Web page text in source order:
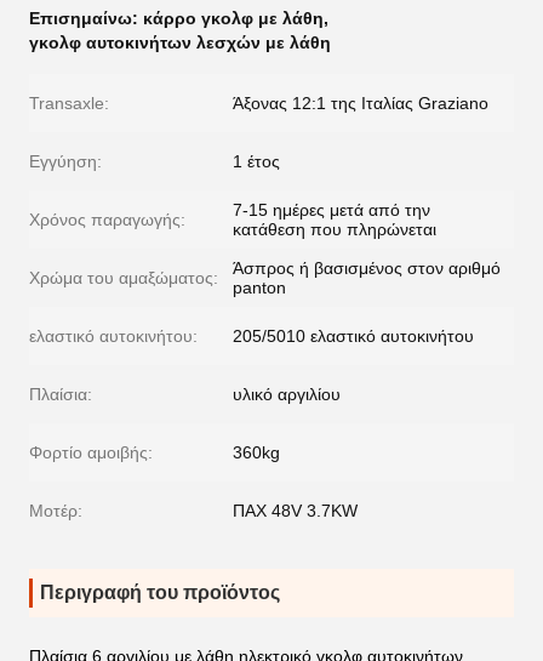
Επισημαίνω: κάρρο γκολφ με λάθη,
γκολφ αυτοκινήτων λεσχών με λάθη
Transaxle: Άξονας 12:1 της Ιταλίας Graziano
Εγγύηση: 1 έτος
Χρόνος παραγωγής:
7-15 ημέρες μετά από την
κατάθεση που πληρώνεται
Χρώμα του αμαξώματος:
Άσπρος ή βασισμένος στον αριθμό
panton
ελαστικό αυτοκινήτου: 205/5010 ελαστικό αυτοκινήτου
Πλαίσια: υλικό αργιλίου
Φορτίο αμοιβής: 360kg
Μοτέρ: ΠΑΧ 48V 3.7KW
Περιγραφή του προϊόντος
Πλαίσια 6 αργιλίου με λάθη ηλεκτρικό γκολφ αυτοκινήτων